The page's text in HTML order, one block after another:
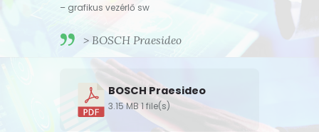
– grafikus vezérlő sw
> BOSCH Praesideo
BOSCH Praesideo
3.15 MB 1 file(s)